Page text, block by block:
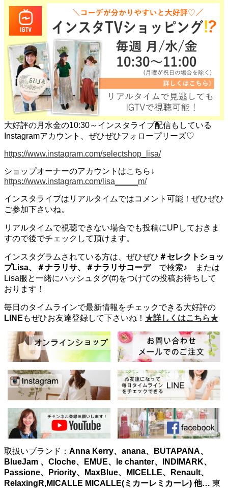
大好評の月水金の10:30～インスタライブ配信もしている
Instagramアカウント、ぜひぜひフォロープリーズ♡
https://www.instagram.com/selectshop_lisa/
ショップオーナーのアカウントはこちら↓
https://www.instagram.com/lisa_____m/
インスタライブはリアルタイムではコメント可能！ぜひぜひ
ご参加下さいね。
リアルタイムで視聴できない場合でも投稿にUPしておきま
すので後でチェックして頂けます。
インスタグラムされている方は、ぜひぜひ ＃セレクトショッ
プLisa、＃ナラリサ、＃ナラリサコーデで検索♪ または
Lisa服と一緒にハッシュタグ(#)をつけての投稿お待ちして
おります！
毎日のタイムラインで最新情報をチェックできる大好評の
LINE もぜひお友達登録して下さいね！ ★詳しくはこちら★
取扱いブランド： Anna Kerry、anana、BUTAPANA、
BlueJam 、Cloche、EMUE、le chanter、INDIMARK、
Passione、Priority、MaxBlue、MICELLE、Renault、
RelaxingR,MICALLE MICALLE(ミカーレミカーレ) 他… 東